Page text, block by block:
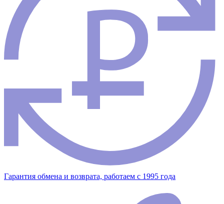
Гарантия обмена и возврата, работаем с 1995 года